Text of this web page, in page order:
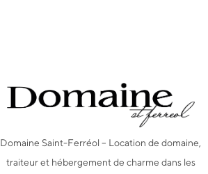
Domaine Saint-Ferréol – Location de domaine,
traiteur et hébergement de charme dans les